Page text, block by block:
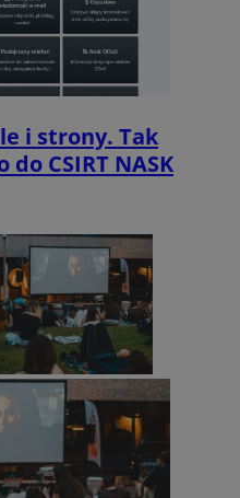
i strony. Tak
CSIRT NASK